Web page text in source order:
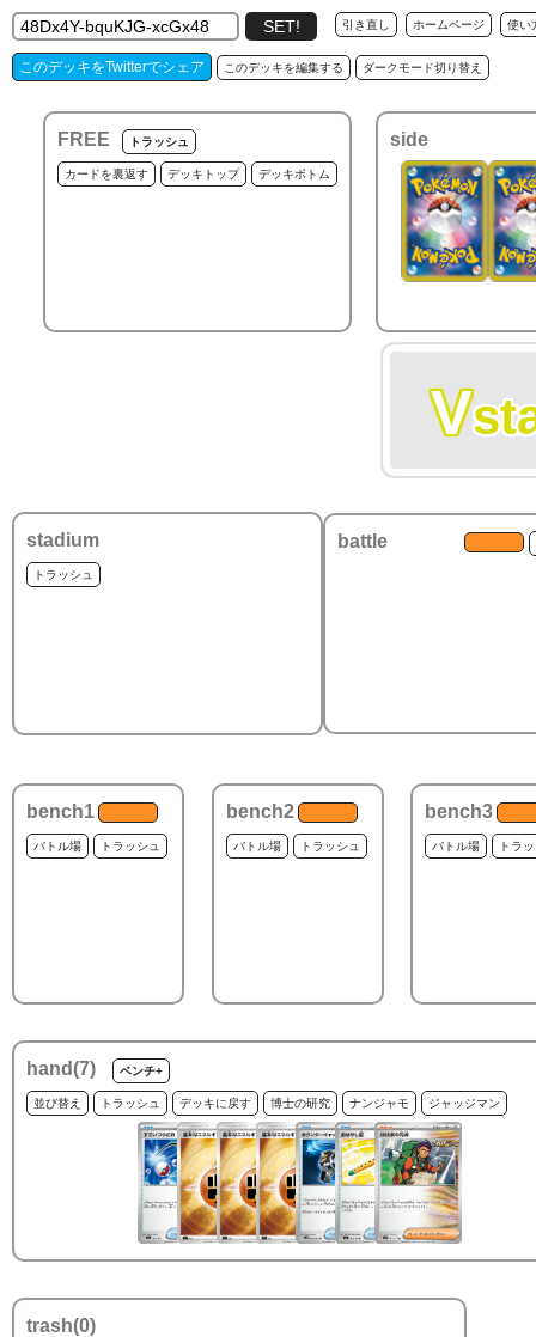
引き直し ホームページ 使い
このデッキをTwitterでシェア このデッキを編集する ダークモード切り替え
FREE トラッシュ
カードを裏返す デッキトップ デッキボトム
side
V
stadium
トラッシュ
battle
bench1
バトル場 トラッシュ
bench2
バトル場 トラッシュ
bench3
バトル場 トラ
hand(7) ベンチ+
並び替え トラッシュ デッキに戻す 博士の研究 ナンジャモ ジャッジマン
trash(0)